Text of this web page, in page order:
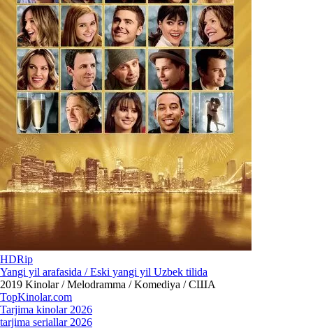
HDRip
Yangi yil arafasida / Eski yangi yil Uzbek tilida
2019 Kinolar / Melodramma / Komediya / США
TopKinolar.com
Tarjima kinolar 2026
tarjima seriallar 2026